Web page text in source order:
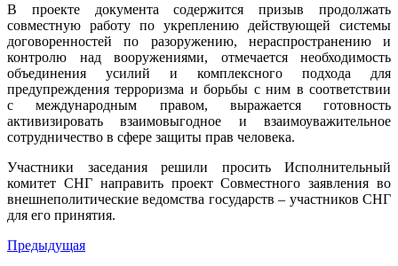
В проекте документа содержится призыв продолжать
совместную работу по укреплению действующей системы
договоренностей по разоружению, нераспространению и
контролю над вооружениями, отмечается необходимость
объединения усилий и комплексного подхода для
предупреждения терроризма и борьбы с ним в соответствии
с международным правом, выражается готовность
активизировать взаимовыгодное и взаимоуважительное
сотрудничество в сфере защиты прав человека.
Участники заседания решили просить Исполнительный
комитет СНГ направить проект Совместного заявления во
внешнеполитические ведомства государств – участников СНГ
для его принятия.
Предыдущая